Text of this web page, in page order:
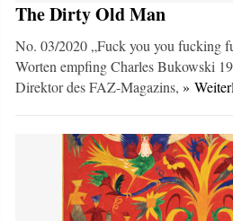
The Dirty Old Man
No. 03/2020 „Fuck you you fucking
Worten empfing Charles Bukowski
Direktor des FAZ-Magazins,»